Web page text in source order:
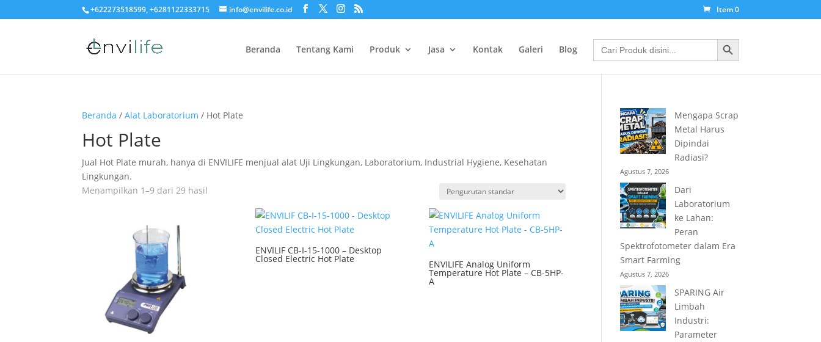
+622273518599, +6281122333715 info@envilife.co.id Item 0
Beranda Tentang Kami Produk Jasa Kontak Galeri Blog
Search
for:
Search Button
Beranda /Alat Laboratorium / Hot Plate
Hot Plate
Jual Hot Plate murah, hanya di ENVILIFE menjual alat Uji Lingkungan, Laboratorium, Industrial Hygiene, Kesehatan
Lingkungan.
Menampilkan 1–9 dari 29 hasil
ENVILIF CB-I-15-1000 – Desktop
Closed Electric Hot Plate ENVILIFE Analog Uniform
Temperature Hot Plate – CB-5HP-
A
Mengapa Scrap
Metal Harus
Dipindai
Radiasi?
Agustus 7, 2026
Dari
Laboratorium
ke Lahan:
Peran
Spektrofotometer dalam Era
Smart Farming
Agustus 7, 2026
SPARING Air
Limbah
Industri:
Parameter